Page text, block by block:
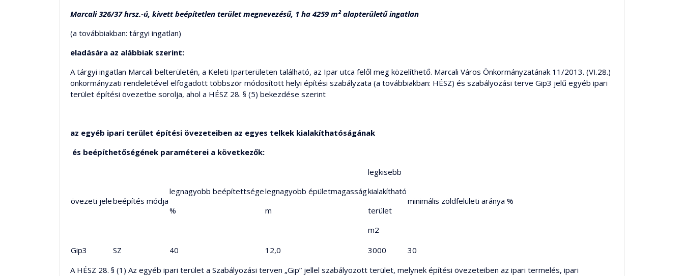
Marcali 326/37 hrsz.-ú, kivett beépítetlen terület megnevezésű, 1 ha 4259 m² alapterületű ingatlan
(a továbbiakban: tárgyi ingatlan)
eladására az alábbiak szerint:
A tárgyi ingatlan Marcali belterületén, a Keleti Iparterületen található, az Ipar utca felől meg közelíthető. Marcali Város Önkormányzatának 11/2013. (VI.28.)
önkormányzati rendeletével elfogadott többször módosított helyi építési szabályzata (a továbbiakban: HÉSZ) és szabályozási terve Gip3 jelű egyéb ipari
terület építési övezetbe sorolja, ahol a HÉSZ 28. § (5) bekezdése szerint
az egyéb ipari terület építési övezeteiben az egyes telkek kialakíthatóságának
és beépíthetőségének paraméterei a következők:
övezeti jelebeépítés módja
legnagyobb beépítettsége
%
legnagyobb épületmagasság
m
legkisebb
kialakítható
terület
m2
minimális zöldfelületi aránya %
Gip3 SZ 40 12,0 3000
30
A HÉSZ 28. § (1) Az egyéb ipari terület a Szabályozási terven „Gip” jellel szabályozott terület, melynek építési övezeteiben az ipari termelés, ipari